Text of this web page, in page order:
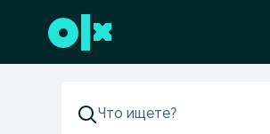
Перейти к нижнему колонтитулу